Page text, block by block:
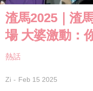
渣馬2025｜渣
場 大婆激動：
熱話
Zi Feb 15 2025